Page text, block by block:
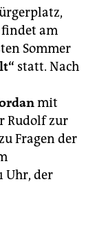
findet am
Sommer
statt. Nach
mit
Rudolf zur
Fragen der
Uhr, der